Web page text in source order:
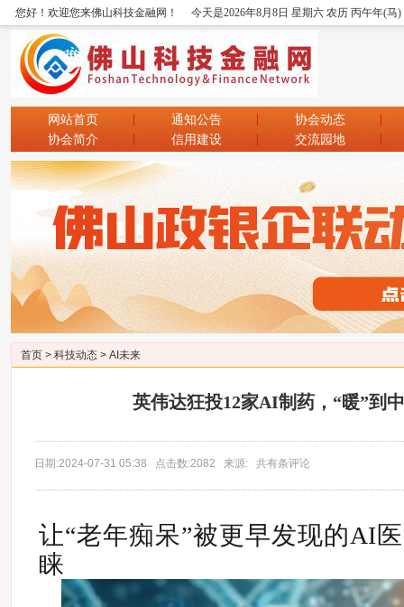
您好！欢迎您来佛山科技金融网！ 今天是2026年8月8日 星期六 农历 丙午年(马
网站首页 通知公告
协会动态
协会简介
信用建设 交流园地
首页 > 科技动态 > AI未来
英伟达狂投12家AI制药，“暖”到
日期:2024-07-31 05:38 点击数:2082 来源: 共有条评论
让“老年痴呆”被更早发现的AI
睐